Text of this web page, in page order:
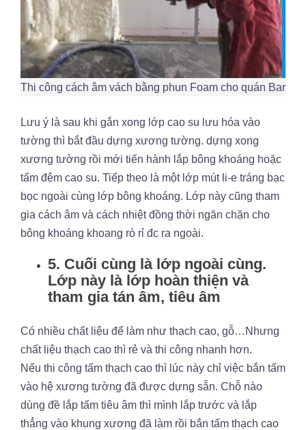
Thi công cách âm vách bằng phun Foam cho quán Bar
Lưu ý là sau khi gắn xong lớp cao su lưu hóa vào
tường thì bắt đầu dựng xương tường. dựng xong
xương tường rồi mới tiến hành lắp bông khoáng hoặc
tấm đệm cao su. Tiếp theo là một lớp mút li-e tráng bạc
bọc ngoài cùng lớp bông khoáng. Lớp này cũng tham
gia cách âm và cách nhiệt đồng thời ngăn chặn cho
bông khoáng khoang rò rỉ đc ra ngoài.
5. Cuối cùng là lớp ngoài cùng.
Lớp này là lớp hoàn thiện và
tham gia tán âm, tiêu âm
Có nhiều chất liệu để làm như thạch cao, gỗ…Nhưng
chất liệu thạch cao thì rẻ và thi công nhanh hơn.
Nếu thi công tấm thạch cao thì lúc này chỉ việc bắn tấm
vào hệ xương tường đã được dựng sẵn. Chỗ nào
dùng đề lắp tấm tiêu âm thì mình lắp trước và lắp
thẳng vào khung xương đã làm rồi bắn tấm thạch cao